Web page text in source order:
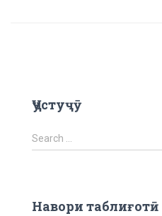
Ҷустуҷӯ
S
e
h
Search …
Навори таблиғотӣ